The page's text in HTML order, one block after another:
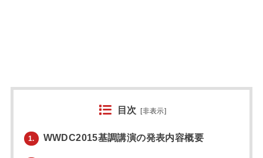
目次 [非表示]
1. WWDC2015基調講演の発表内容概要